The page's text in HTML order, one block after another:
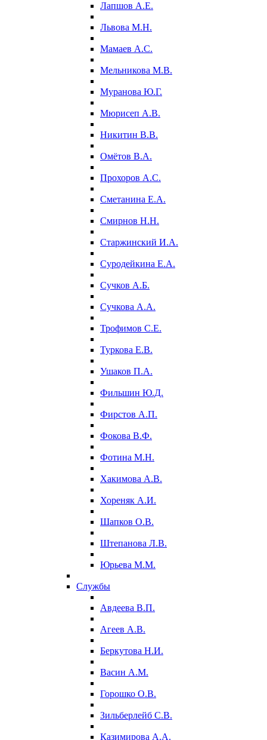
Лапшов А.Е.
Львова М.Н.
Мамаев А.С.
Мельникова М.В.
Муранова Ю.Г.
Мюрисеп А.В.
Никитин В.В.
Омётов В.А.
Прохоров А.С.
Сметанина Е.А.
Смирнов Н.Н.
Старжинский И.А.
Суродейкина Е.А.
Сучков А.Б.
Сучкова А.А.
Трофимов С.Е.
Туркова Е.В.
Ушаков П.А.
Фильшин Ю.Д.
Фирстов А.П.
Фокова В.Ф.
Фотина М.Н.
Хакимова А.В.
Хореняк А.И.
Шапков О.В.
Штепанова Л.В.
Юрьева М.М.
Службы
Авдеева В.П.
Агеев А.В.
Беркутова Н.И.
Васин А.М.
Горошко О.В.
Зильберлейб С.В.
Казимирова А.А.